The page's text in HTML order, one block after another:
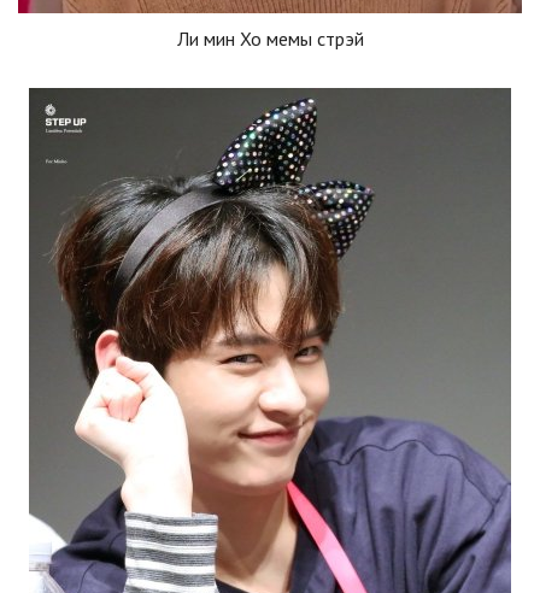
Ли мин Хо мемы стрэй